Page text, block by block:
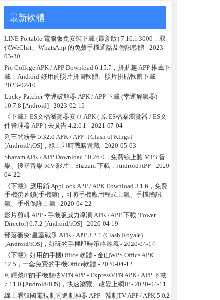
最新軟體
LINE Portable 電腦版免安裝下載 (最新版) 7.16.1.3000，取
代WeChat、WhatsApp 的免費手機通話及傳訊軟體 - 2023-
03-30
Pic Collage APK / APP Download 6.15.7，拼貼趣 APP 推薦下
載，Android 好用的照片拼圖軟體、照片拼貼軟體下載-
2023-02-10
Lucky Patcher 幸運破解器 APK / APP 下載 (幸運解鎖器)
10.7.8 [Android] - 2023-02-10
《下載》ES文檔瀏覽器安卓 APK ( 原 ES檔案瀏覽器 / ES文
件管理器 APP ) 去廣告 4.2.6.1 - 2021-07-04
列王的紛爭 5.32.0 APK / APP（Clash of Kings）
[Android/iOS]，線上即時戰略遊戲- 2020-05-03
Shazam APK / APP Download 10.26.0，免費線上聽 MP3 音
樂、搜尋音樂 MV 影片，Shazam 下載，Android APP- 2020-
04-22
《下載》應用鎖 AppLock APP / APK Download 3.1.6，免費
手機螢幕鎖(手機鎖)，可將手機應用程式上鎖、手機簡訊
鎖、手機保護上鎖 - 2020-04-22
影片剪輯 APP - 手機版威力導演 APK / APP 下載 (Power
Director) 6.7.2 [Android/iOS]- 2020-04-19
部落衝突:皇室戰爭 APK / APP 3.2.1 (Clash Royale)
[Android/iOS]，好玩的手機即時策略遊戲- 2020-04-14
《下載》好用的手機Office 軟體 - 金山WPS Office APK
12.5，一套免費的手機Office軟體 - 2020-04-12
可隱藏IP的手機翻牆VPN APP - ExpressVPN APK / APP 下載
7.11.0 [Android/iOS]，快速瀏覽、改變上網IP- 2020-04-11
線上看韓國電視劇的追劇神器 APP - 韓劇TV APP / APK 5.0.2